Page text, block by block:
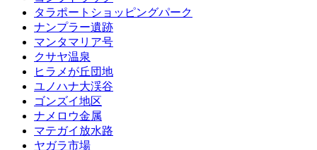
タラポートショッピングパーク
ナンプラー遺跡
マンタマリア号
クサヤ温泉
ヒラメが丘団地
ユノハナ大渓谷
ゴンズイ地区
ナメロウ金属
マテガイ放水路
ヤガラ市場